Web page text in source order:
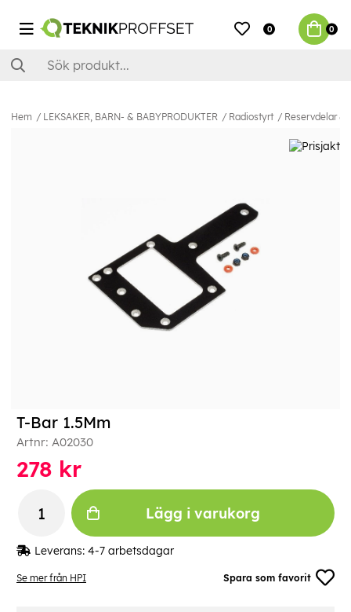
0 0
Hem LEKSAKER, BARN- & BABYPRODUKTER Radiostyrt Reservdelar &
Se mer från HPI Spara som favorit
T-Bar 1.5Mm
Artnr: A02030
278 kr
Lägg i varukorg
Leverans: 4-7 arbetsdagar